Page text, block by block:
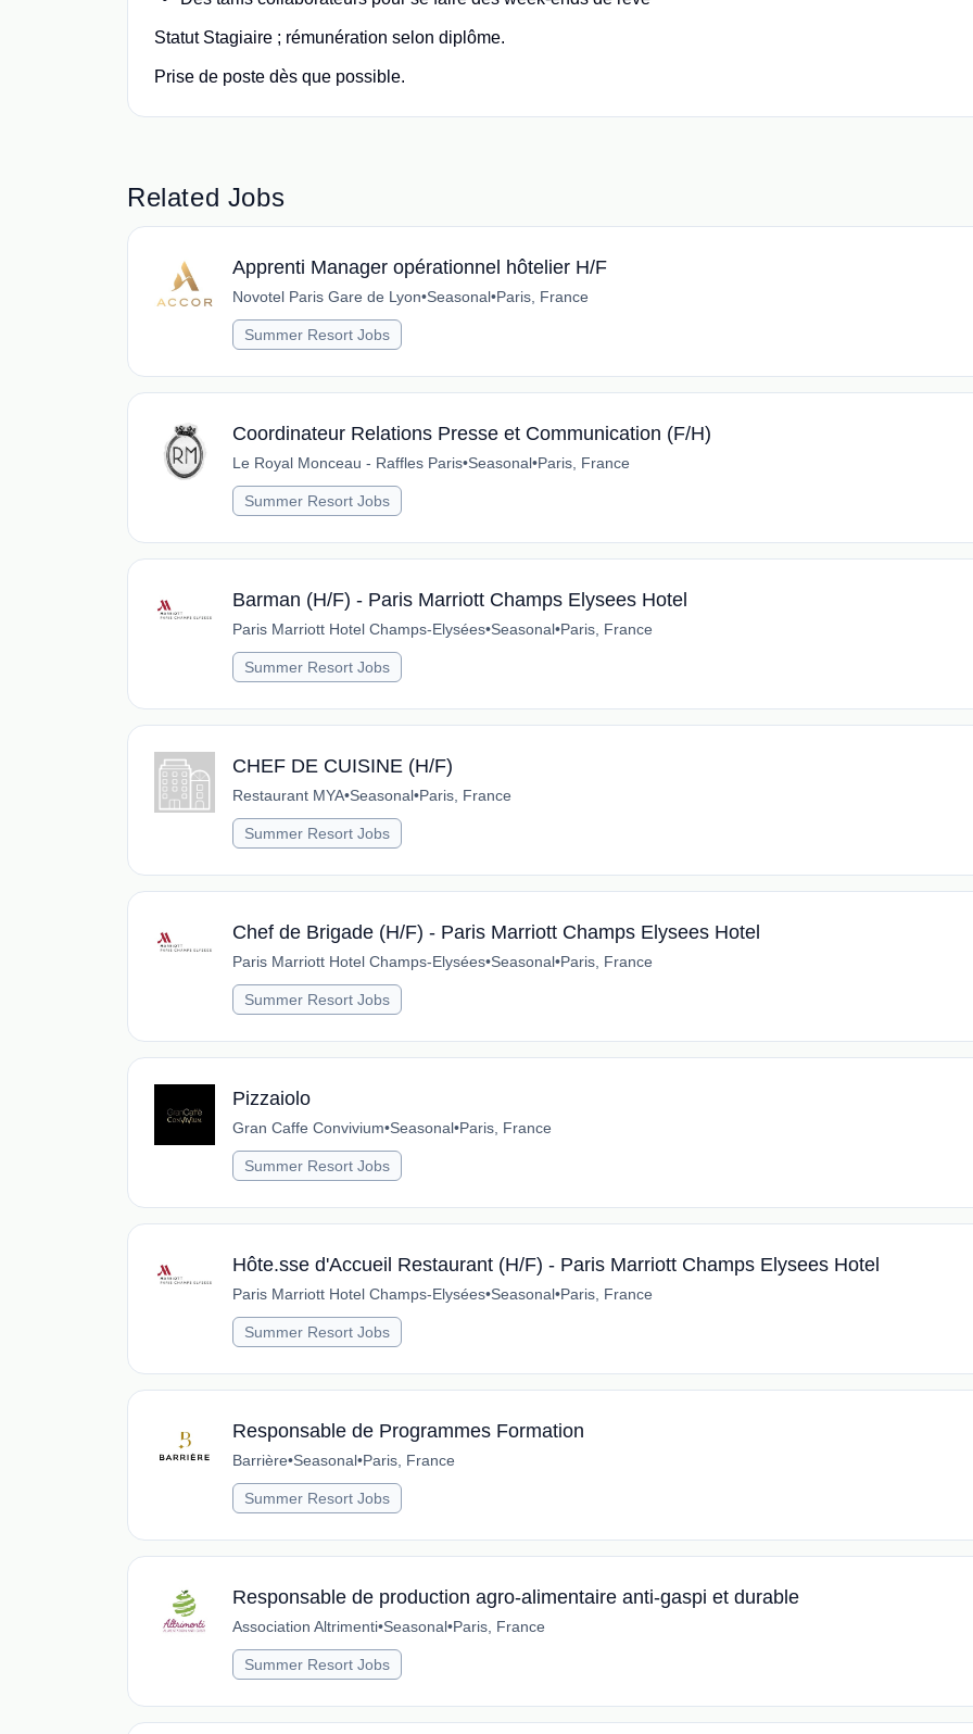
Statut Stagiaire ; rémunération selon diplôme.
Prise de poste dès que possible.
Related Jobs
Apprenti Manager opérationnel hôtelier H/F
Novotel Paris Gare de Lyon•Seasonal•Paris, France
Summer Resort Jobs
Coordinateur Relations Presse et Communication (F/H)
Le Royal Monceau - Raffles Paris•Seasonal•Paris, France
Summer Resort Jobs
Barman (H/F) - Paris Marriott Champs Elysees Hotel
Paris Marriott Hotel Champs-Elysées•Seasonal•Paris, France
Summer Resort Jobs
CHEF DE CUISINE (H/F)
Restaurant MYA•Seasonal•Paris, France
Summer Resort Jobs
Chef de Brigade (H/F) - Paris Marriott Champs Elysees Hotel
Paris Marriott Hotel Champs-Elysées•Seasonal•Paris, France
Summer Resort Jobs
Pizzaiolo
Gran Caffe Convivium•Seasonal•Paris, France
Summer Resort Jobs
Hôte.sse d'Accueil Restaurant (H/F) - Paris Marriott Champs Elysees Hotel
Paris Marriott Hotel Champs-Elysées•Seasonal•Paris, France
Summer Resort Jobs
Responsable de Programmes Formation
Barrière•Seasonal•Paris, France
Summer Resort Jobs
Responsable de production agro-alimentaire anti-gaspi et durable
Association Altrimenti•Seasonal•Paris, France
Summer Resort Jobs